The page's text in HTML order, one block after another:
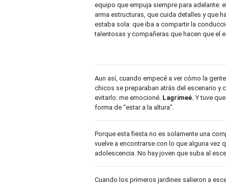
equipo que empuja siempre para adelante: el
arma estructuras, que cuida detalles y que
estaba sola: que iba a compartir la
talentosas y compañeras que hacen que el
Aun así, cuando empecé a ver cómo la
chicos se preparaban atrás del escenario y
evitarlo: me emocioné. Lagrimeé. Y tuve
forma de “estar a la altura”.
Porque esta fiesta no es solamente una
vuelve a encontrarse con lo que alguna vez
adolescencia. No hay joven que suba al
Cuando los primeros jardines salieron a